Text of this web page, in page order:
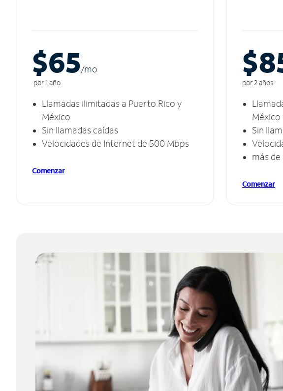
$65/mo
por 1 año
Llamadas ilimitadas a Puerto Rico y
México
Sin llamadas caídas
Velocidades de Internet de 500 Mbps
Comenzar
por 2 años
México
Sin
más
Comenzar